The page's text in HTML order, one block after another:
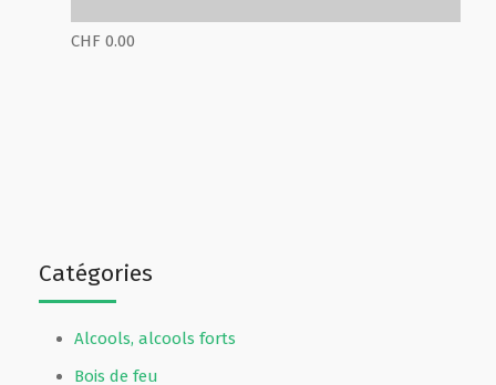
Catégories
Alcools, alcools forts
Bois de feu
CHF 0.00